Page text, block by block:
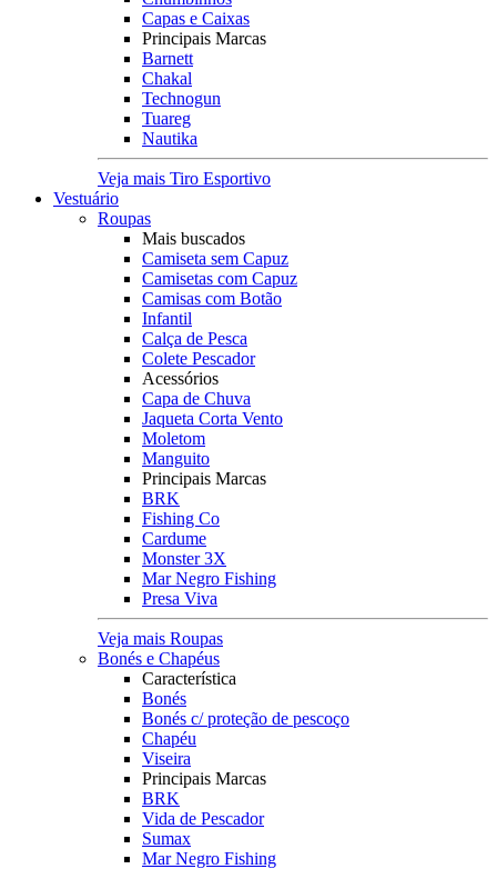
Capas e Caixas
Principais Marcas
Barnett
Chakal
Technogun
Tuareg
Nautika
Veja mais Tiro Esportivo
Vestuário
Roupas
Mais buscados
Camiseta sem Capuz
Camisetas com Capuz
Camisas com Botão
Infantil
Calça de Pesca
Colete Pescador
Acessórios
Capa de Chuva
Jaqueta Corta Vento
Moletom
Manguito
Principais Marcas
BRK
Fishing Co
Cardume
Monster 3X
Mar Negro Fishing
Presa Viva
Veja mais Roupas
Bonés e Chapéus
Característica
Bonés
Bonés c/ proteção de pescoço
Chapéu
Viseira
Principais Marcas
BRK
Vida de Pescador
Sumax
Mar Negro Fishing